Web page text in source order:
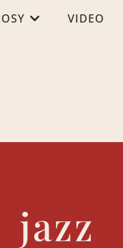
VIDEO
jazz